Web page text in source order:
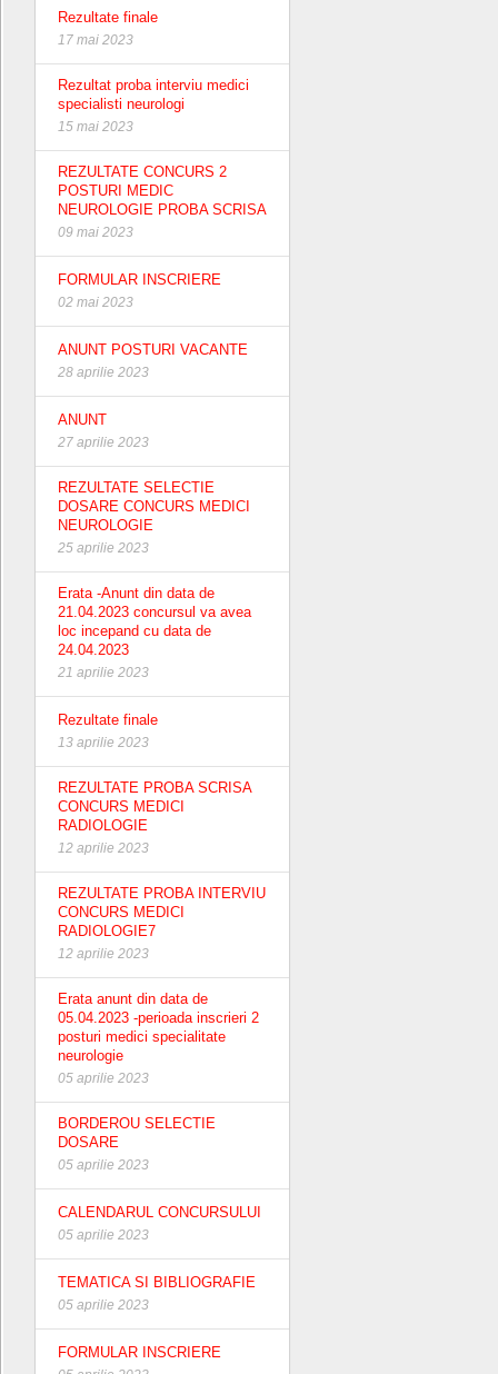
Rezultate finale
17 mai 2023
Rezultat proba interviu medici
specialisti neurologi
15 mai 2023
REZULTATE CONCURS 2
POSTURI MEDIC
NEUROLOGIE PROBA SCRISA
09 mai 2023
FORMULAR INSCRIERE
02 mai 2023
ANUNT POSTURI VACANTE
28 aprilie 2023
ANUNT
27 aprilie 2023
REZULTATE SELECTIE
DOSARE CONCURS MEDICI
NEUROLOGIE
25 aprilie 2023
Erata -Anunt din data de
21.04.2023 concursul va avea
loc incepand cu data de
24.04.2023
21 aprilie 2023
Rezultate finale
13 aprilie 2023
REZULTATE PROBA SCRISA
CONCURS MEDICI
RADIOLOGIE
12 aprilie 2023
REZULTATE PROBA INTERVIU
CONCURS MEDICI
RADIOLOGIE7
12 aprilie 2023
Erata anunt din data de
05.04.2023 -perioada inscrieri 2
posturi medici specialitate
neurologie
05 aprilie 2023
BORDEROU SELECTIE
DOSARE
05 aprilie 2023
CALENDARUL CONCURSULUI
05 aprilie 2023
TEMATICA SI BIBLIOGRAFIE
05 aprilie 2023
FORMULAR INSCRIERE